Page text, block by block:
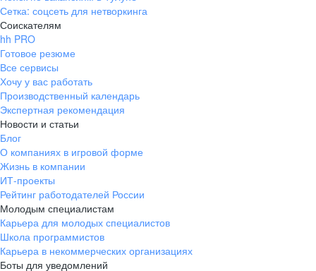
Сетка: соцсеть для нетворкинга
Соискателям
hh PRO
Готовое резюме
Все сервисы
Хочу у вас работать
Производственный календарь
Экспертная рекомендация
Новости и статьи
Блог
О компаниях в игровой форме
Жизнь в компании
ИТ-проекты
Рейтинг работодателей России
Молодым специалистам
Карьера для молодых специалистов
Школа программистов
Карьера в некоммерческих организациях
Боты для уведомлений